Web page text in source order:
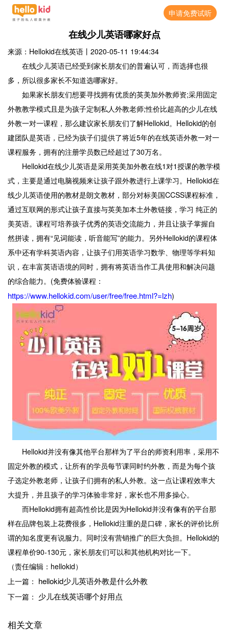
申请免费试听
在线少儿英语哪家好点
来源：Hellokid在线英语 丨 2020-05-11 19:44:34
在线少儿英语已经受到家长朋友们的普遍认可，而选择也很
多，所以很多家长不知道选哪家好。
如果家长朋友们想要寻找拥有优质的英美加外教师资;采用固定
外教教学模式且是为孩子定制私人外教老师;性价比超高的少儿在线
外教一对一课程，那么建议家长朋友们了解Hellokid。Hellokid的创
建团队是英语，已经为孩子们提供了将近5年的在线英语外教一对一
课程服务，拥有的注册学员数已经超过了30万名。
Hellokid在线少儿英语是采用英美加外教在线1对1授课的教学模
式，主要是通过电脑视频来让孩子跟外教进行上课学习。Hellokid在
线少儿英语使用的教材是朗文教材，部分对标美国CCSS课程标准，
通过互联网的形式让孩子直接与英美加本土外教链接，学习 纯正的
美英语。课程可培养孩子优秀的英语交流能力，并且让孩子掌握自
然拼读，拥有“见词能读，听音能写”的能力。另外Hellokid的课程体
系中还有学科英语内容，让孩子们用英语学习数学、物理等学科知
识，在丰富英语语境的同时，拥有将英语当作工具使用和解决问题
的综合能力。(免费体验课程：
https://www.hellokid.com/user/free/free.html?=lzh)
Hellokid并没有像其他平台那样为了平台的师资利用率，采用不
固定外教的模式，让所有的学员每节课同时约外教，而是为每个孩
子选定外教老师，让孩子们拥有的私人外教。这一点让课程效率大
大提升，并且孩子的学习体验非常好，家长也不用多操心。
而Hellokid拥有超高性价比是因为Hellokid并没有像有的平台那
样在品牌包装上花费很多，Hellokid注重的是口碑，家长的评价比所
谓的知名度更有说服力。同时没有营销推广的巨大负担。Hellokid的
课程单价90-130元，家长朋友们可以和其他机构对比一下。
（责任编辑：hellokid）
上一篇： hellokid少儿英语外教是什么外教
下一篇： 少儿在线英语哪个好用点
相关文章